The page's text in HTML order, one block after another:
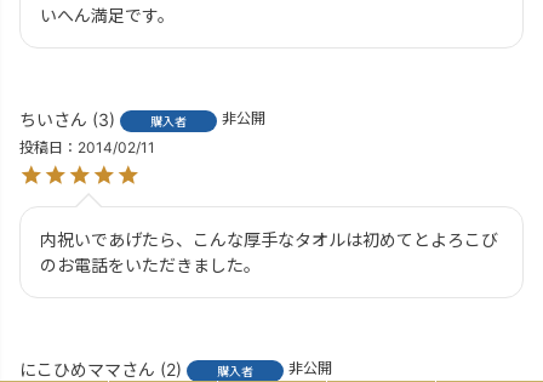
いへん満足です。
ちい 3 購入者
非公開
投稿日
2014/02/11
内祝いであげたら、こんな厚手なタオルは初めてとよろこび
のお電話をいただきました。
にこひめママ 2 購入者 非公開